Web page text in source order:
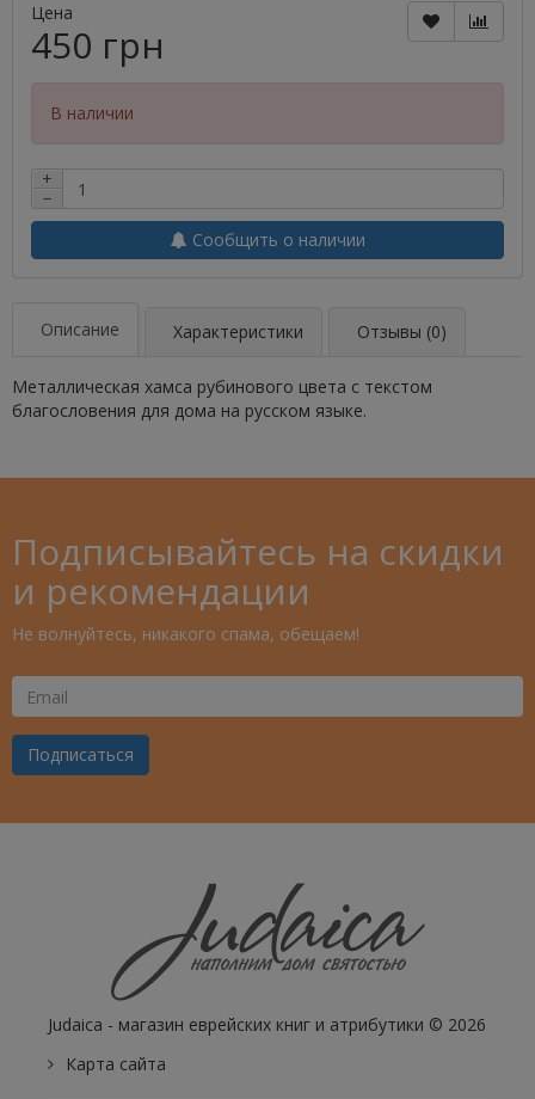
Цена
450 грн
В наличии
+
−
Сообщить о наличии
Описание Характеристики Отзывы (0)
Металлическая хамса рубинового цвета с текстом
благословения для дома на русском языке.
Подписывайтесь на скидки
и рекомендации
Не волнуйтесь, никакого спама, обещаем!
Ваш
Email
Подписаться
Judaica - магазин еврейских книг и атрибутики © 2026
Карта сайта